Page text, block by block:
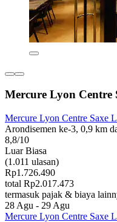
Mercure Lyon Centre
Mercure Lyon Centre Saxe
Arondisemen ke-3, 0,9 km
8,8/10
Luar Biasa
(1.011 ulasan)
Rp1.726.490
total Rp2.017.473
termasuk pajak & biaya
28 Agu - 29 Agu
Mercure Lyon Centre Saxe